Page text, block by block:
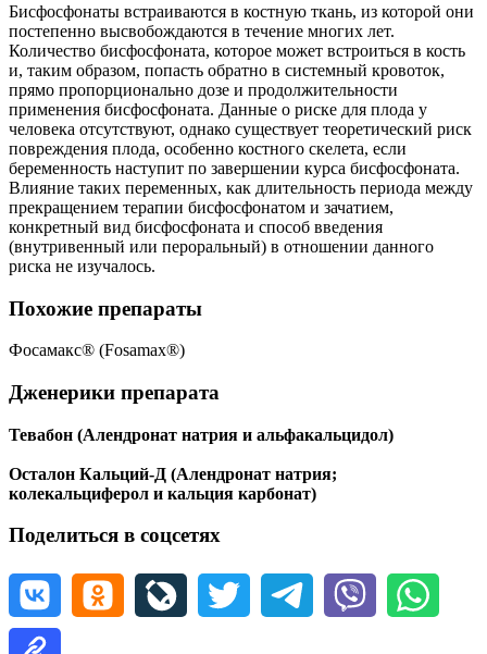
Бисфосфонаты встраиваются в костную ткань, из которой они
постепенно высвобождаются в течение многих лет.
Количество бисфосфоната, которое может встроиться в кость
и, таким образом, попасть обратно в системный кровоток,
прямо пропорционально дозе и продолжительности
применения бисфосфоната. Данные о риске для плода у
человека отсутствуют, однако существует теоретический риск
повреждения плода, особенно костного скелета, если
беременность наступит по завершении курса бисфосфоната.
Влияние таких переменных, как длительность периода между
прекращением терапии бисфосфонатом и зачатием,
конкретный вид бисфосфоната и способ введения
(внутривенный или пероральный) в отношении данного
риска не изучалось.
Похожие препараты
Фосамакс® (Fosamax®)
Дженерики препарата
Тевабон (Алендронат натрия и альфакальцидол)
Осталон Кальций-Д (Алендронат натрия;
колекальциферол и кальция карбонат)
Поделиться в соцсетях